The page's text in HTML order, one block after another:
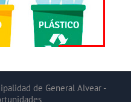
de General Alvear -